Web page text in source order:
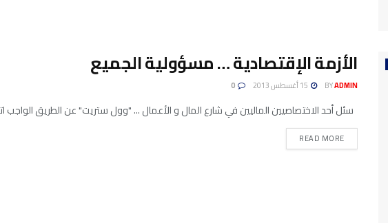
الأزمة الإقتصادية … مسؤولية الجميع
BYADMIN
سئل أحد الاختصاصيين الماليين في شارع المال و الأعمال ... "وول ستريت" عن الطريق الواجب
READ MORE